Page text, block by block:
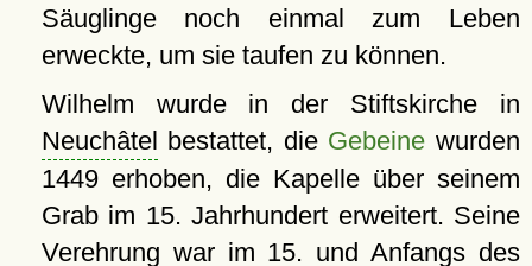
Säuglinge noch einmal zum Leben
erweckte, um sie taufen zu können.
Wilhelm wurde in der Stiftskirche in
Neuchâtel
bestattet, die Gebeine wurden
1449 erhoben, die Kapelle über seinem
Grab im 15. Jahrhundert erweitert. Seine
Verehrung war im 15. und Anfangs des